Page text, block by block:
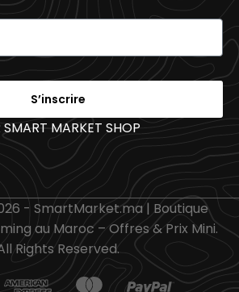
S’inscrire
SMART MARKET SHOP _
- SmartMarket.ma | Boutique
au Maroc – Offres & Prix Mini.
Rights Reserved.